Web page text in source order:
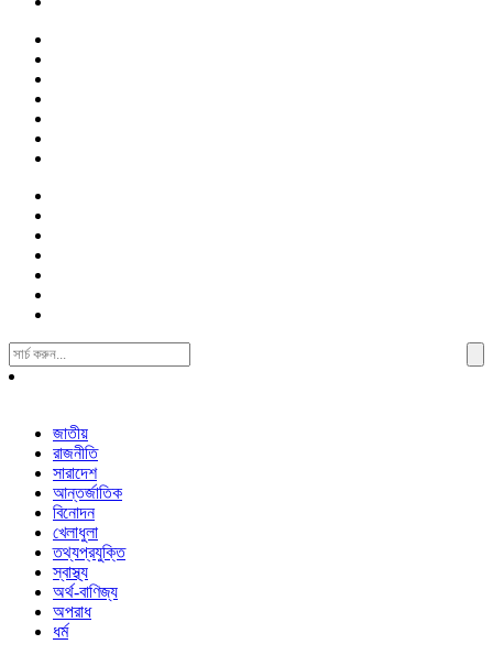
Search
For:
জাতীয়
রাজনীতি
সারাদেশ
আন্তর্জাতিক
বিনোদন
খেলাধুলা
তথ্যপ্রযুক্তি
স্বাস্থ্য
অর্থ-বাণিজ্য
অপরাধ
ধর্ম